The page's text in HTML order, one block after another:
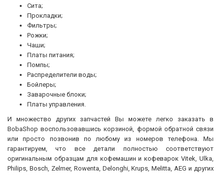
Сита;
Прокладки;
Фильтры;
Рожки;
Чаши;
Платы питания;
Помпы;
Распределители воды;
Бойлеры;
Заварочные блоки;
Платы управления.
И множество других запчастей Вы можете легко заказать в
BobaShop воспользовавшись корзиной, формой обратной связи
или просто позвонив по любому из номеров телефона. Мы
гарантируем, что все детали полностью соответствуют
оригинальным образцам для кофемашин и кофеварок Vitek, Ulka,
Philips, Bosch, Zelmer, Rowenta, Delonghi, Krups, Melitta, AEG и других